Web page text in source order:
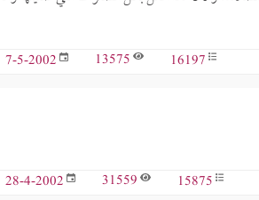
16197
13575
7-5-2002
15875
31559
28-4-2002